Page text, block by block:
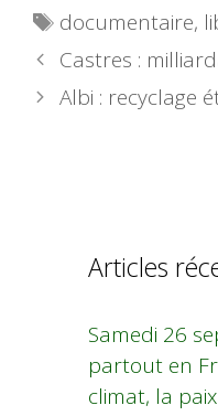
Étiquettes
documentaire,
Castres :
Albi : recyclage
Articles
Samedi 26
partout en
climat, la